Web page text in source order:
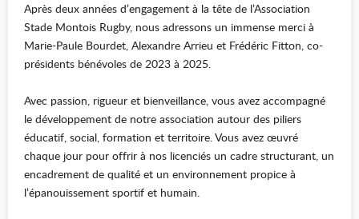
Après deux années d’engagement à la tête de l’Association
Stade Montois Rugby, nous adressons un immense merci à
Marie-Paule Bourdet, Alexandre Arrieu et Frédéric Fitton, co-
présidents bénévoles de 2023 à 2025.
Avec passion, rigueur et bienveillance, vous avez accompagné
le développement de notre association autour des piliers
éducatif, social, formation et territoire. Vous avez œuvré
chaque jour pour offrir à nos licenciés un cadre structurant, un
encadrement de qualité et un environnement propice à
l’épanouissement sportif et humain.